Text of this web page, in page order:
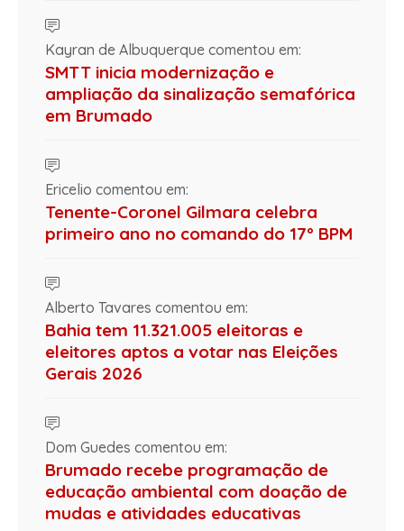
Kayran de Albuquerque comentou em:
SMTT inicia modernização e
ampliação da sinalização semafórica
em Brumado
Ericelio comentou em:
Tenente-Coronel Gilmara celebra
primeiro ano no comando do 17º BPM
Alberto Tavares comentou em:
Bahia tem 11.321.005 eleitoras e
eleitores aptos a votar nas Eleições
Gerais 2026
Dom Guedes comentou em:
Brumado recebe programação de
educação ambiental com doação de
mudas e atividades educativas